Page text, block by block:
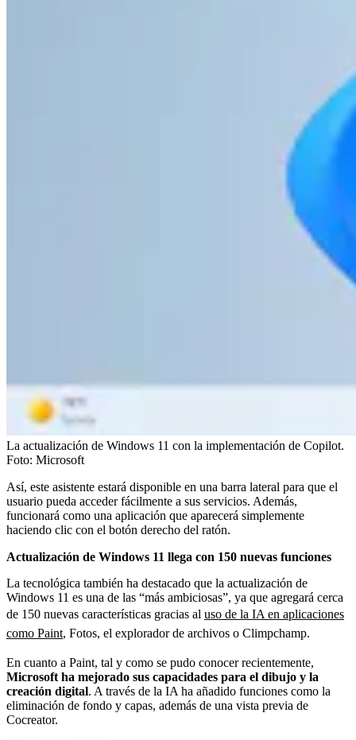
La actualización de Windows 11 con la implementación de Copilot.
Foto: Microsoft
Así, este asistente estará disponible en una barra lateral para que el
usuario pueda acceder fácilmente a sus servicios. Además,
funcionará como una aplicación que aparecerá simplemente
haciendo clic con el botón derecho del ratón.
Actualización de Windows 11 llega con 150 nuevas funciones
La tecnológica también ha destacado que la actualización de
Windows 11 es una de las “más ambiciosas”, ya que agregará cerca
de 150 nuevas características gracias al uso de la IA en aplicaciones
como Paint, Fotos, el explorador de archivos o Climpchamp.
En cuanto a Paint, tal y como se pudo conocer recientemente,
Microsoft ha mejorado sus capacidades para el dibujo y la
creación digital. A través de la IA ha añadido funciones como la
eliminación de fondo y capas, además de una vista previa de
Cocreator.